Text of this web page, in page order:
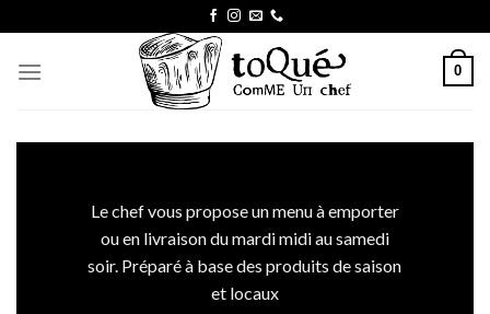
to
content
0
Le chef vous propose un menu à emporter
ou en livraison du mardi midi au samedi
soir. Préparé à base des produits de saison
et locaux